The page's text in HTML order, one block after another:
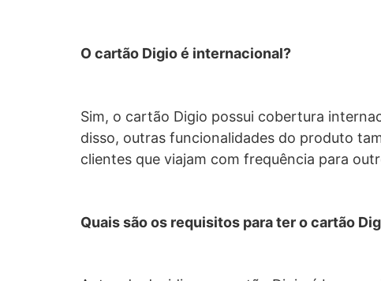
O cartão Digio é internacional?
Sim, o cartão Digio possui cobertura
disso, outras funcionalidades do produto
clientes que viajam com frequência para
Quais são os requisitos para ter o cartão